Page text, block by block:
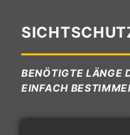
BENÖTIGTE LÄNGE
EINFACH